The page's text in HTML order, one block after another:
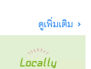
ดูเพิ่มเติม